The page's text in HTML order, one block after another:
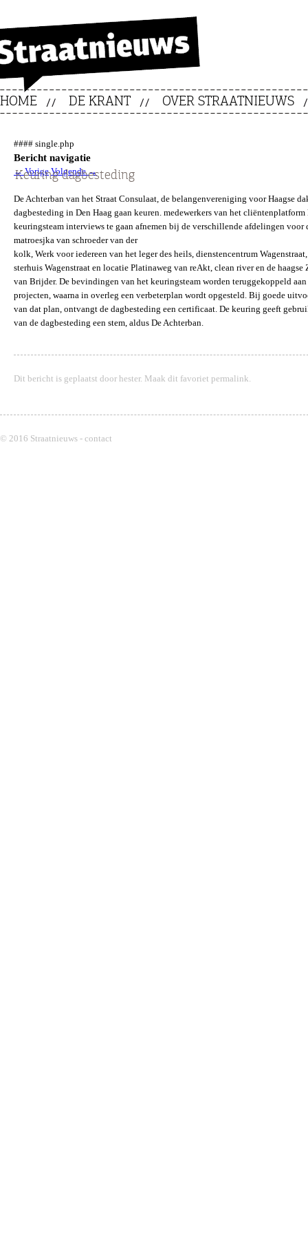
HOME DE KRANT OVER STRAATNIEUWS
#### single.php
Bericht navigatie
←Vorige Volgende→
Keuring dagbesteding
De Achterban van het Straat Consulaat, de belangenvereniging voor Haagse
dagbesteding in Den Haag gaan keuren. medewerkers van het
keuringsteam interviews te gaan afnemen bij de verschillende afdelingen
matroesjka van schroeder van der
kolk, Werk voor iedereen van het leger des heils, dienstencentrum Wagenstraat,
sterhuis Wagenstraat en locatie Platinaweg van reAkt, clean river en de haagse
van Brijder. De bevindingen van het keuringsteam worden teruggekoppeld aan
projecten, waarna in overleg een verbeterplan wordt opgesteld. Bij goede
van dat plan, ontvangt de dagbesteding een certificaat. De keuring geeft
van de dagbesteding een stem, aldus De Achterban.
Dit bericht is geplaatst door hester. Maak dit favoriet permalink
© 2016 Straatnieuws - contact